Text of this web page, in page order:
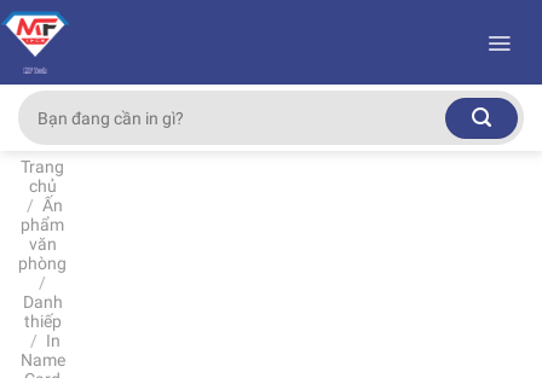
Skip
to
content
Tìm
kiếm:
Trang
chủ
/ Ấn
phẩm
văn
phòng
/
Danh
thiếp
/ In
Name